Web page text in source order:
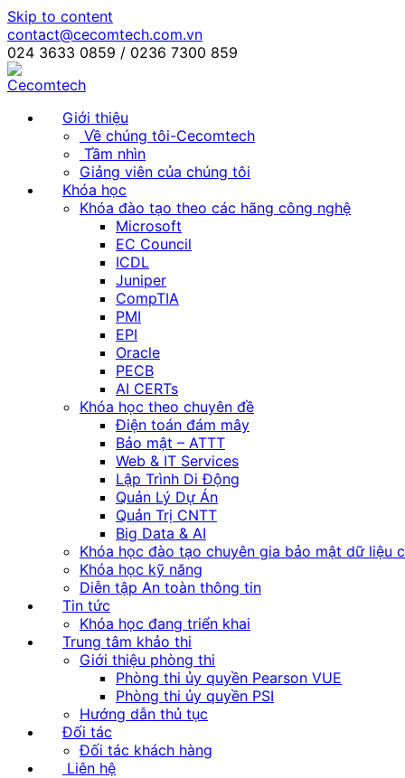
Skip to content
contact@cecomtech.com.vn
024 3633 0859 / 0236 7300 859
Giới thiệu
Về chúng tôi-Cecomtech
Tầm nhìn
Giảng viên của chúng tôi
Khóa học
Khóa đào tạo theo các hãng công nghệ
Microsoft
EC Council
ICDL
Juniper
CompTIA
PMI
EPI
Oracle
PECB
AI CERTs
Khóa học theo chuyên đề
Điện toán đám mây
Bảo mật – ATTT
Web & IT Services
Lập Trình Di Động
Quản Lý Dự Án
Quản Trị CNTT
Big Data & AI
Khóa học đào tạo chuyên gia bảo mật dữ liệu
Khóa học kỹ năng
Diễn tập An toàn thông tin
Tin tức
Khóa học đang triển khai
Trung tâm khảo thi
Giới thiệu phòng thi
Phòng thi ủy quyền Pearson VUE
Phòng thi ủy quyền PSI
Hướng dẫn thủ tục
Đối tác
Đối tác khách hàng
Liên hệ